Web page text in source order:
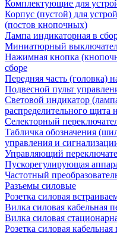
Комплектующие для
Корпус (пустой) для
(постов кнопочных)
Лампа индикаторная в
Миниатюрный
Нажимная кнопка
сборе
Передняя часть (головка)
Подвесной пульт
Световой индикатор
распределительного щита
Селекторный
Табличка обозначения
управления и
Управляющий
Пускорегулирующая
Частотный
Разъемы силовые
Розетка силовая
Вилка силовая кабельная
Вилка силовая
Розетка силовая кабельная